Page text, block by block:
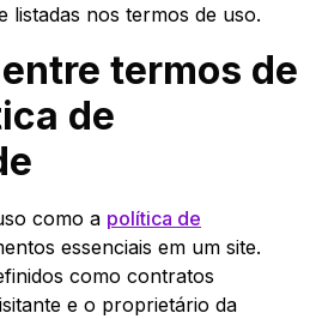
listadas nos termos de uso.
termos de
de
como a política de
essenciais em um site.
como contratos
e o proprietário da